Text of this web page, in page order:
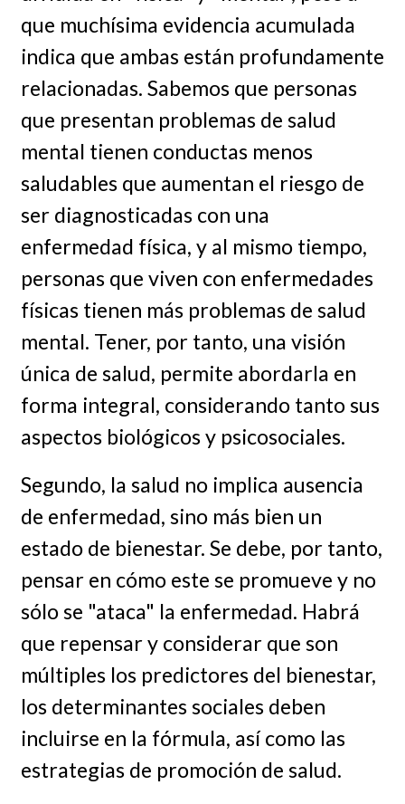
que muchísima evidencia acumulada
indica que ambas están profundamente
relacionadas. Sabemos que personas
que presentan problemas de salud
mental tienen conductas menos
saludables que aumentan el riesgo de
ser diagnosticadas con una
enfermedad física, y al mismo tiempo,
personas que viven con enfermedades
físicas tienen más problemas de salud
mental. Tener, por tanto, una visión
única de salud, permite abordarla en
forma integral, considerando tanto sus
aspectos biológicos y psicosociales.
Segundo, la salud no implica ausencia
de enfermedad, sino más bien un
estado de bienestar. Se debe, por tanto,
pensar en cómo este se promueve y no
sólo se "ataca" la enfermedad. Habrá
que repensar y considerar que son
múltiples los predictores del bienestar,
los determinantes sociales deben
incluirse en la fórmula, así como las
estrategias de promoción de salud.